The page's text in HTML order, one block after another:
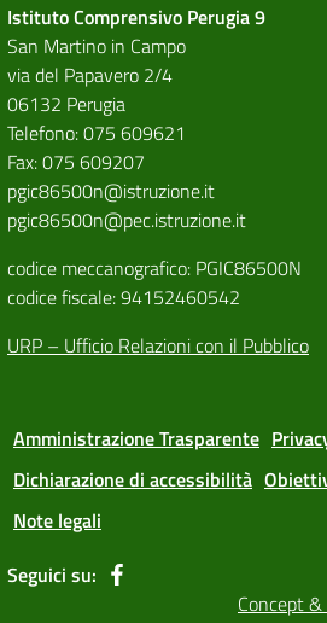
Istituto Comprensivo Perugia 9
San Martino in Campo
via del Papavero 2/4
06132 Perugia
Telefono: 075 609621
Fax: 075 609207
pgic86500n@istruzione.it
pgic86500n@pec.istruzione.it
codice meccanografico: PGIC86500N
codice fiscale: 94152460542
URP – Ufficio Relazioni con il Pubblico
Amministrazione Trasparente
Dichiarazione di accessibilità
Note legali
Seguici su:
Concept